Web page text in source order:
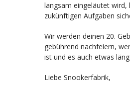
langsam eingeläutet wird,
zukünftigen Aufgaben
Wir werden deinen 20.
gebührend nachfeiern,
ist und es auch etwas
Liebe Snookerfabrik,